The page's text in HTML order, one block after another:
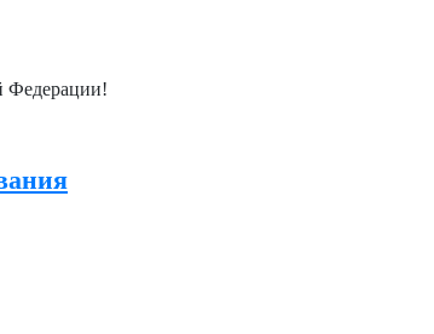
Федерации!